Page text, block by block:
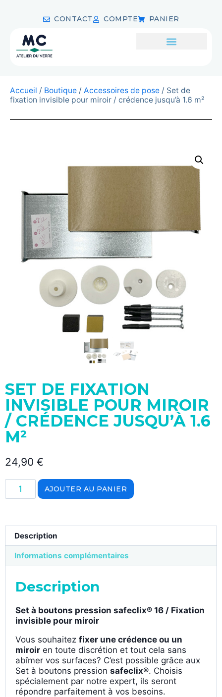
CONTACT COMPTE PANIER
Accueil / Boutique / Accessoires de pose / Set de
fixation invisible pour miroir / crédence jusqu’à 1.6 m²
SET DE FIXATION
INVISIBLE POUR MIROIR
/ CRÉDENCE JUSQU’À 1.6
M²
24,90 €
AJOUTER AU PANIER
Description
Informations complémentaires
Description
Set à boutons pression safeclix® 16 / Fixation
invisible pour miroir
Vous souhaitez fixer une crédence ou un
miroir en toute discrétion et tout cela sans
abîmer vos surfaces? C’est possible grâce aux
Set à boutons pression safeclix®. Choisis
spécialement par notre expert, ils seront
répondre parfaitement à vos besoins.